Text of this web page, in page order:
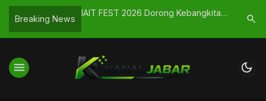
Breaking News
SDM Unggul
IAIT FEST 2026 Dorong Kebangkitan
Pelajar Priangan Timur
Banjir di
search
menu dark_mode